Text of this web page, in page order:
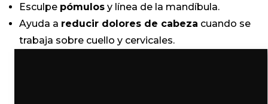
Esculpe pómulos y línea de la mandíbula.
Ayuda a reducir dolores de cabeza cuando se
trabaja sobre cuello y cervicales.